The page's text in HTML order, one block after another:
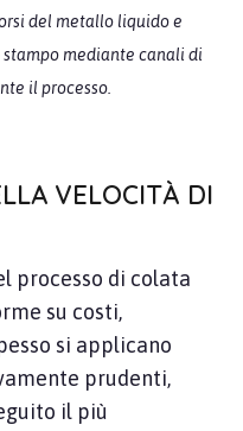
del metallo liquido e
mediante canali di
il processo.
VELOCITÀ DI
processo di colata
su costi,
si applicano
prudenti,
il più